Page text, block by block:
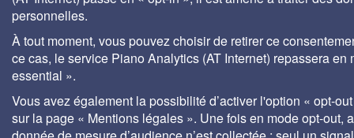
personnelles.
À tout moment, vous pouvez choisir de retirer ce
ce cas, le service Piano Analytics (AT Internet) repassera en
essential ».
Vous avez également la possibilité d’activer l'option « opt-
sur la page « Mentions légales ». Une fois en mode opt-out,